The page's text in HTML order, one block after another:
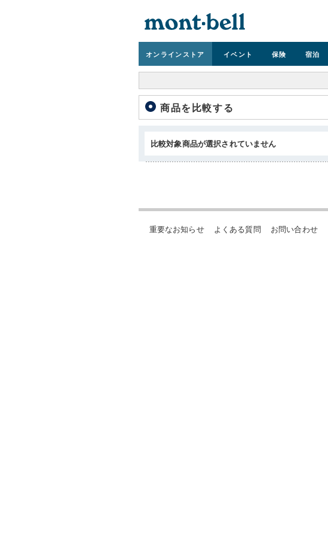
オンラインストア イベント 保険 宿泊
商品を比較する
比較対象商品が選択されていません
重要なお知らせ よくある質問 お問い合わせ